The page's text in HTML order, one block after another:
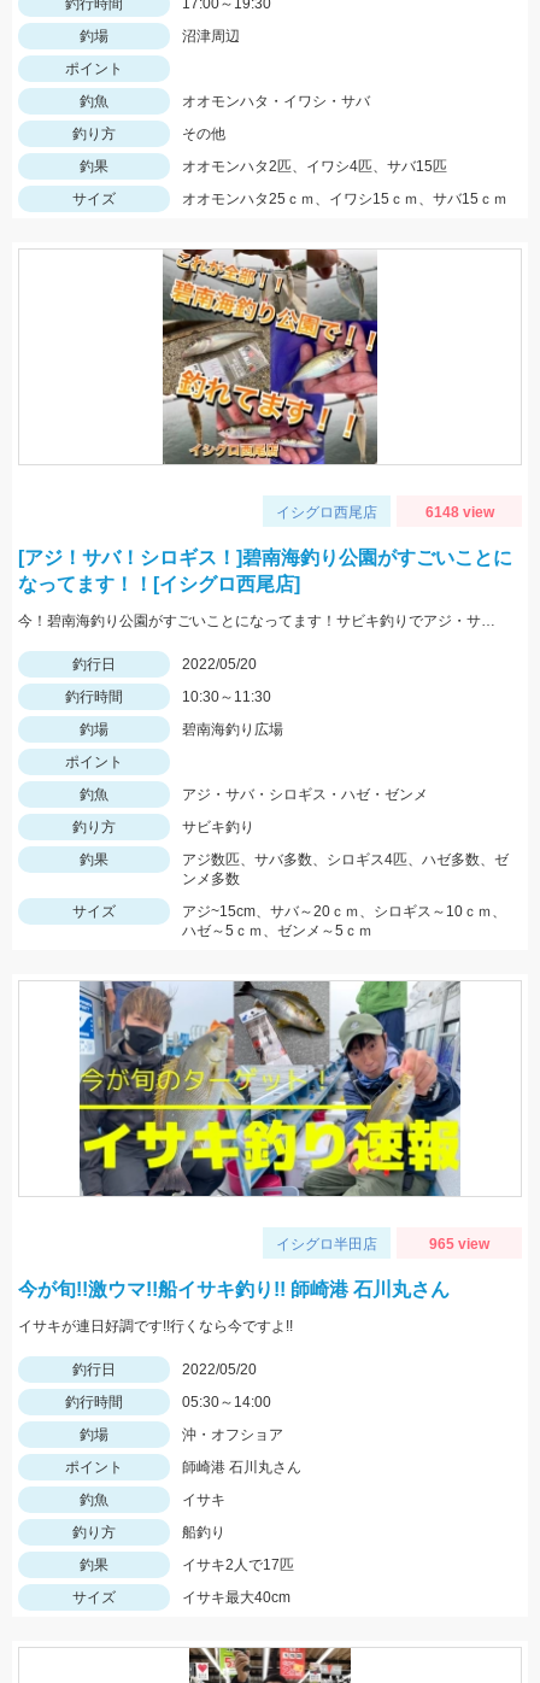
釣行時間
17:00～19:30
釣場
沼津周辺
ポイント
釣魚
オオモンハタ・イワシ・サバ
釣り方
その他
釣果
オオモンハタ2匹、イワシ4匹、サバ15匹
サイズ
オオモンハタ25ｃｍ、イワシ15ｃｍ、サバ15ｃｍ
イシグロ西尾店 6148 view
[アジ！サバ！シロギス！]碧南海釣り公園がすごいことに
なってます！！[イシグロ西尾店]
今！碧南海釣り公園がすごいことになってます！サビキ釣りでアジ・サバ・イワシ！ちょい投げでは20ｃｍ越えのシロギス・ハゼ・ゼンメが爆釣中！！
釣行日
2022/05/20
釣行時間
10:30～11:30
釣場
碧南海釣り広場
ポイント
釣魚
アジ・サバ・シロギス・ハゼ・ゼンメ
釣り方
サビキ釣り
釣果
アジ数匹、サバ多数、シロギス4匹、ハゼ多数、ゼ
ンメ多数
サイズ
アジ~15cm、サバ～20ｃｍ、シロギス～10ｃｍ、
ハゼ～5ｃｍ、ゼンメ～5ｃｍ
イシグロ半田店 965 view
今が旬!!激ウマ!!船イサキ釣り!! 師崎港 石川丸さん
イサキが連日好調です!!行くなら今ですよ!!
釣行日
2022/05/20
釣行時間
05:30～14:00
釣場
沖・オフショア
ポイント
師崎港 石川丸さん
釣魚
イサキ
釣り方
船釣り
釣果
イサキ2人で17匹
サイズ
イサキ最大40cm